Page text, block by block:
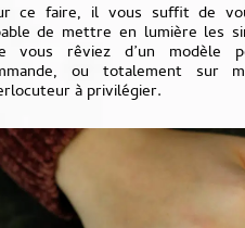
ce faire, il vous suffit de
de mettre en lumière les
vous rêviez d’un modèle
ou totalement sur
à privilégier.